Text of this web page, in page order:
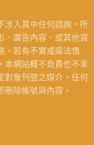
涉入其中任何諮詢。所
、廣告內容、或其他資
，若有不實或違法情
本網站概不負責也不承
對象刊登之媒介。任何
刪除帳號與內容。